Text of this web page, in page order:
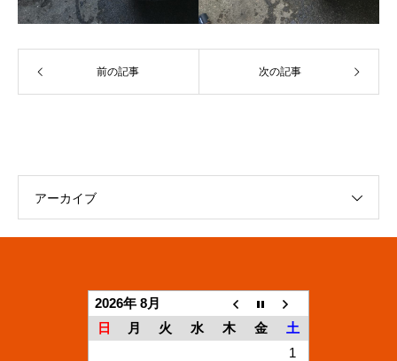
前の記事 次の記事
アーカイブ
2026年 8月
日
月 火 水 木 金
土
1